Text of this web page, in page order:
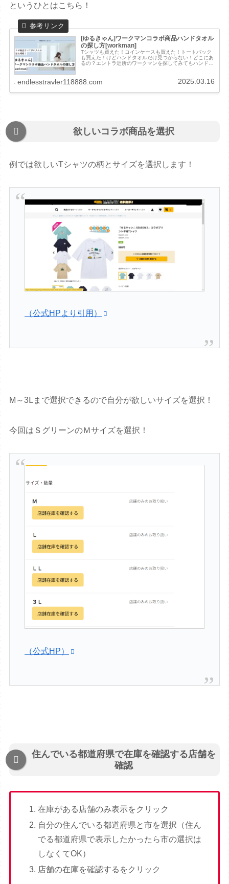
というひとはこちら！
[ゆるきゃん]ワークマンコラボ商品ハンドタオル
の探し方[workman]
Tシャツも買えた！コインケースも買えた！トートバック
も買えた！けどハンドタオルだけ見つからない！どこにあ
るの？エントラ近所のワークマンを探してみてもハンドタ
endlesstravler118888.com 2025.03.16
欲しいコラボ商品を選択
例では欲しいTシャツの柄とサイズを選択します！
（公式HPより引用）
M～3Ⅼまで選択できるので自分が欲しいサイズを選択！
今回はＳグリーンのＭサイズを選択！
（公式HP）
住んでいる都道府県で在庫を確認する店舗を
確認
在庫がある店舗のみ表示をクリック
自分の住んでいる都道府県と市を選択（住ん
でる都道府県で表示したかったら市の選択は
しなくてOK）
店舗の在庫を確認するをクリック